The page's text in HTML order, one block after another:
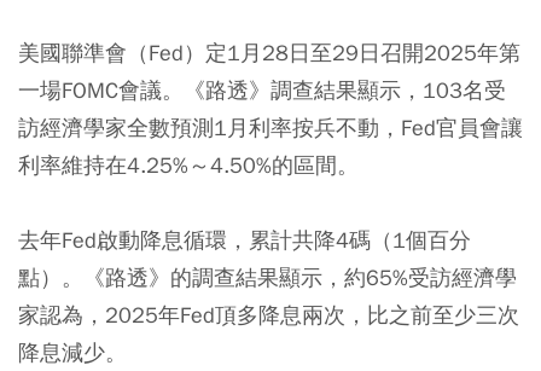
美國聯準會（Fed）定1月28日至29日召開2025年第
一場FOMC會議。《路透》調查結果顯示，103名受
訪經濟學家全數預測1月利率按兵不動，Fed官員會讓
利率維持在4.25%～4.50%的區間。
去年Fed啟動降息循環，累計共降4碼（1個百分
點）。《路透》的調查結果顯示，約65%受訪經濟學
家認為，2025年Fed頂多降息兩次，比之前至少三次
降息減少。